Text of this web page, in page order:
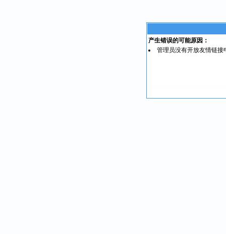
产生错误的可能原因：
管理员没有开放友情链接